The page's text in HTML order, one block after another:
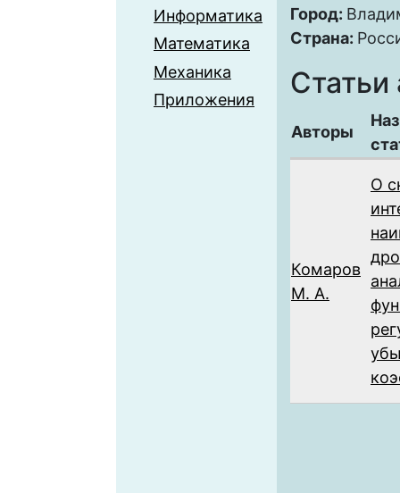
Информатика
Математика
Механика
Приложения
Город:
Страна:
Статьи
Авторы
Комаров
М. А.
О